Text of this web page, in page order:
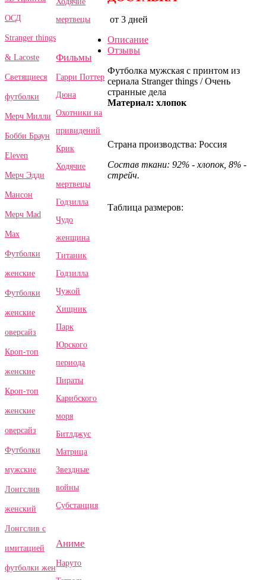
ОСД
Stranger things
& Lacoste
Светящиеся
футболки
Мерч Милли
Бобби Браун
Eleven
Мерч Эдди
Мансон
Мерч Mad
Max
Футболки
женские
Футболки
женские
оверсайз
Кроп-топ
женские
Кроп-топ
женские
оверсайз
Футболки
мужские
Лонгслив
женский
Лонгслив с
имитацией
футболки жен
мертвецы
Фильмы
Гарри Поттер
Дюна
Охотники на
привидений
Крик
Ходячие
мертвецы
Годзилла
Чудо
женщина
Титаник
Годзилла
Чужой
Хищник
Парк
Юрского
периода
Пираты
Карибского
моря
Битлджус
Матрица
Звездные
войны
Субстанция
Аниме
Наруто
от 3 дней
Описание
Отзывы
Футболка мужская с принтом из
сериала Stranger things / Очень
странные дела
Материал: хлопок
Страна производства: Россия
Состав ткани: 92% - хлопок, 8% -
стрейч.
Таблица размеров: